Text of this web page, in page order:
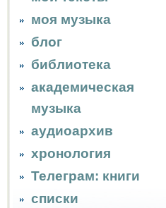
моя музыка
блог
библиотека
академическая
музыка
аудиоархив
хронология
Телеграм: книги
списки